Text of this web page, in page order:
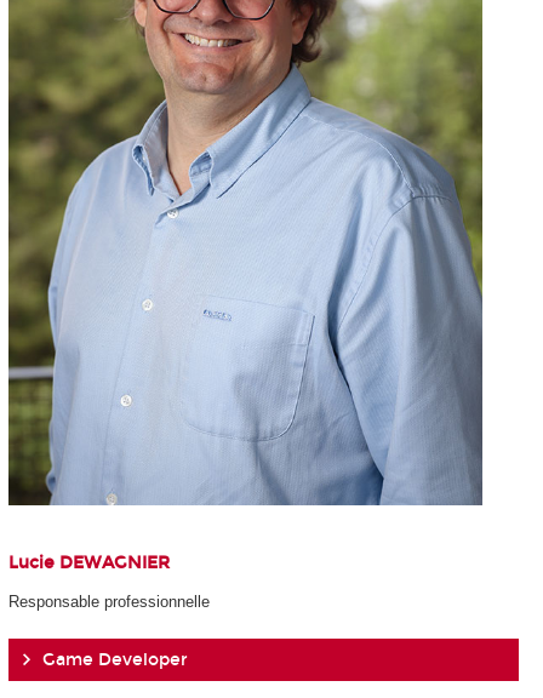
Lucie DEWAGNIER
Responsable professionnelle
Game Developer